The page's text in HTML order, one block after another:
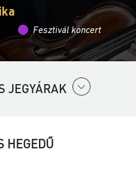
Fesztivál koncert
JEGYÁRAK
HEGEDŰ